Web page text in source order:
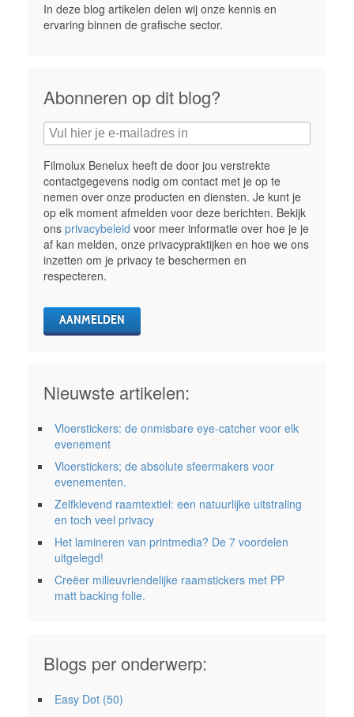
In deze blog artikelen delen wij onze kennis en
ervaring binnen de grafische sector.
Abonneren op dit blog?
Filmolux Benelux heeft de door jou verstrekte
contactgegevens nodig om contact met je op te
nemen over onze producten en diensten. Je kunt je
op elk moment afmelden voor deze berichten. Bekijk
ons privacybeleid voor meer informatie over hoe je je
af kan melden, onze privacypraktijken en hoe we ons
inzetten om je privacy te beschermen en
respecteren.
Nieuwste artikelen:
Vloerstickers: de onmisbare eye-catcher voor elk
evenement
Vloerstickers; de absolute sfeermakers voor
evenementen.
Zelfklevend raamtextiel: een natuurlijke uitstraling
en toch veel privacy
Het lamineren van printmedia? De 7 voordelen
uitgelegd!
Creëer milieuvriendelijke raamstickers met PP
matt backing folie.
Blogs per onderwerp:
Easy Dot (50)